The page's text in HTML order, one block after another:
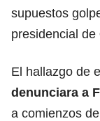
supuestos
presidencial de
El hallazgo de
denunciara a
a comienzos